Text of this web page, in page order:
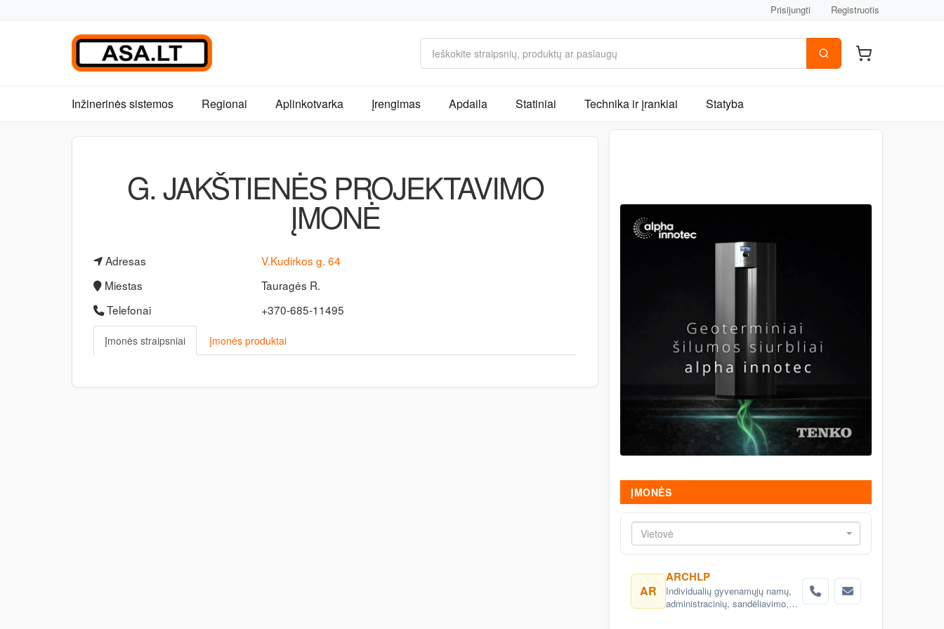
Prisijungti Registruotis
Inžinerinės sistemos Regionai Aplinkotvarka Įrengimas Apdaila Statiniai Technika ir įrankiai Statyba
G. JAKŠTIENĖS PROJEKTAVIMO
ĮMONĖ
Adresas
V.Kudirkos g. 64
Miestas
Tauragės R.
Telefonai
+370-685-11495
Įmonės straipsniai Įmonės produktai
ĮMONĖS
Vietovė
AR
ARCHLP
Individualių gyvenamųjų namų,
administracinių, sandėliavimo,